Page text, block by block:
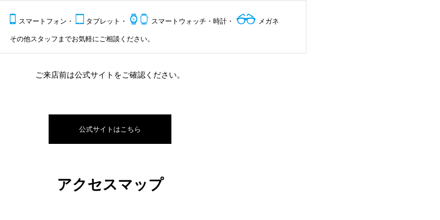
スマートフォン・ タブレット・ スマートウォッチ・時計・ メガネ
その他スタッフまでお気軽にご相談ください。
ご来店前は公式サイトをご確認ください。
公式サイトはこちら
アクセスマップ